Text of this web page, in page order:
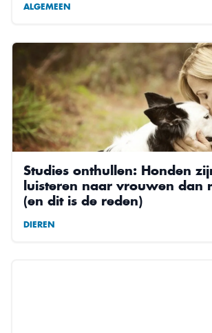
ALGEMEEN
Studies onthullen: Honden
luisteren naar vrouwen dan
(en dit is de reden)
DIEREN